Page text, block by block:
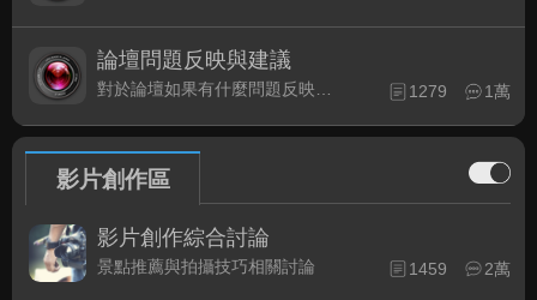
論壇問題反映與建議
對於論壇如果有什麼問題反映或是建議, 竭誠歡迎在這裡盡情發表 1279 1萬
影片創作區
影片創作綜合討論
景點推薦與拍攝技巧相關討論 1459 2萬